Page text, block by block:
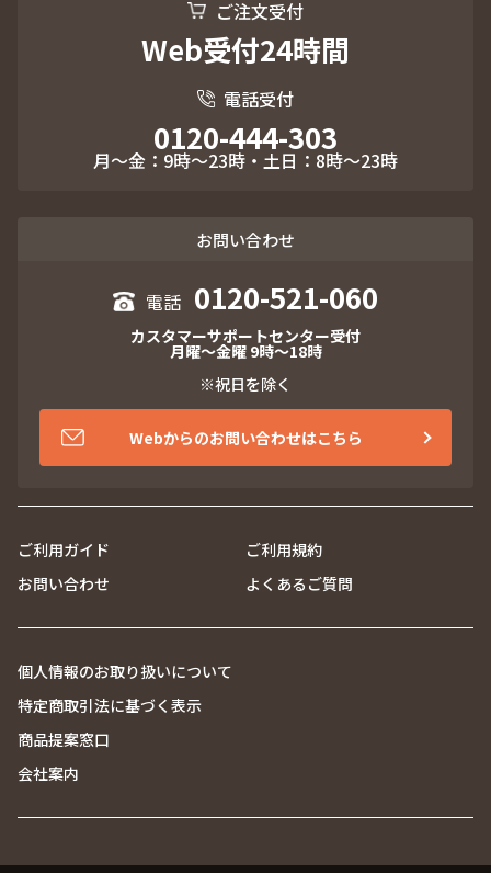
ご注文受付
Web受付24時間
電話受付
0120-444-303
月～金：9時～23時・土日：8時～23時
お問い合わせ
0120-521-060
カスタマーサポートセンター受付
月曜～金曜 9時～18時
※祝日を除く
Webからのお問い合わせはこちら
ご利用ガイド
ご利用規約
お問い合わせ
よくあるご質問
個人情報のお取り扱いについて
特定商取引法に基づく表示
商品提案窓口
会社案内